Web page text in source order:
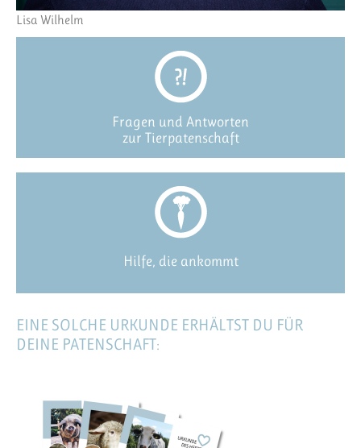
Lisa Wilhelm
Fragen und Antworten
zur Tierpatenschaft
Hilfe, die ankommt
EINE SOLCHE URKUNDE ERHÄLTST DU FÜR
DEINE PATENSCHAFT: